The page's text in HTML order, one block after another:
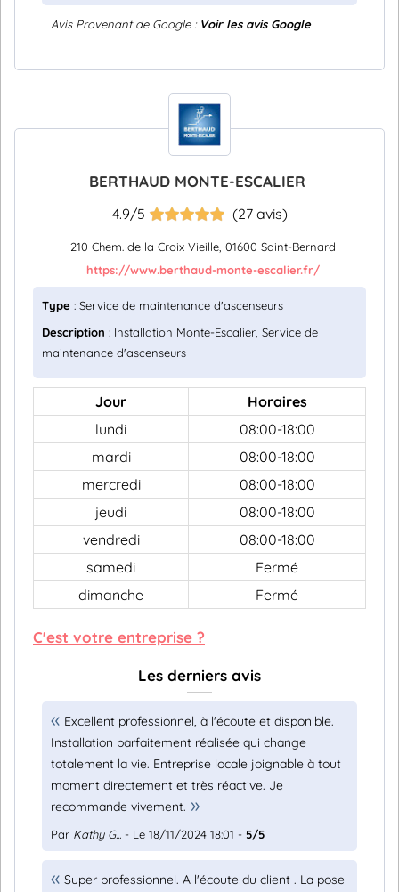
Avis Provenant de Google : Voir les avis Google
BERTHAUD MONTE-ESCALIER
4.9/5 (27 avis)
210 Chem. de la Croix Vieille, 01600 Saint-Bernard
https://www.berthaud-monte-escalier.fr/
Type : Service de maintenance d'ascenseurs
Description : Installation Monte-Escalier, Service de
maintenance d'ascenseurs
Jour
Horaires
lundi
08:00-18:00
mardi
08:00-18:00
mercredi
08:00-18:00
jeudi
08:00-18:00
vendredi
08:00-18:00
samedi
Fermé
dimanche
Fermé
C'est votre entreprise ?
Les derniers avis
Excellent professionnel, à l'écoute et disponible.
Installation parfaitement réalisée qui change
totalement la vie. Entreprise locale joignable à tout
moment directement et très réactive. Je
recommande vivement.
Par Kathy G... - Le 18/11/2024 18:01 - 5/5
Super professionnel. A l'écoute du client . La pose